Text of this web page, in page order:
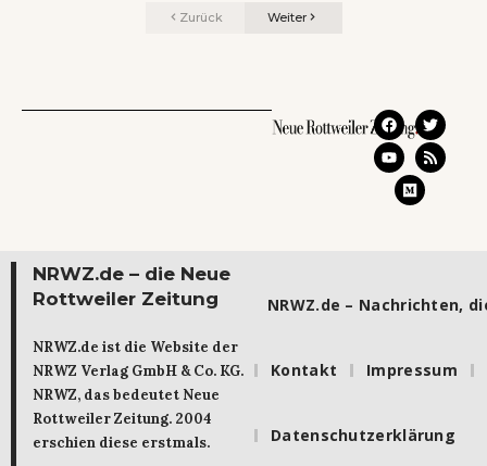
Zurück Weiter
NRWZ.de – die Neue
Rottweiler Zeitung
NRWZ.de ist die Website der
NRWZ Verlag GmbH & Co. KG.
NRWZ, das bedeutet Neue
Rottweiler Zeitung. 2004
erschien diese erstmals.
NRWZ.de – Nachrichten,
Kontakt Impressum
Datenschutzerklärung